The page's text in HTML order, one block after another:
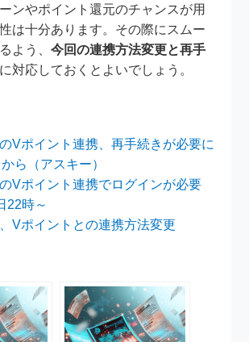
ンやポイント還元のチャンスが用
は十分あります。その際にスムー
よう、今回の連携方法変更と再手
対応しておくとよいでしょう。
Vポイント連携、再手続きが必要に
ら（アスキー）
Vポイント連携でログインが必要
22時～
Vポイントとの連携方法変更